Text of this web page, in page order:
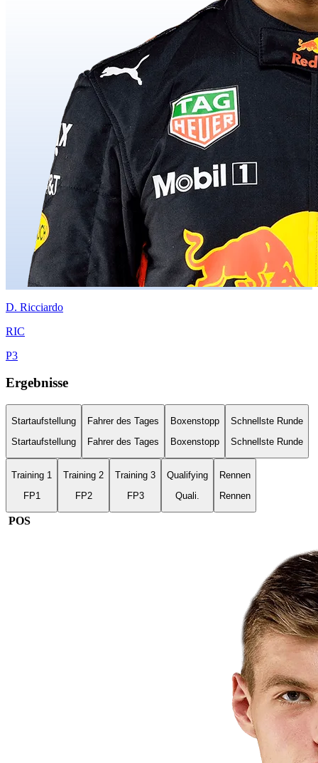
D. Ricciardo
RIC
P3
Ergebnisse
Startaufstellung
Startaufstellung
Fahrer des Tages
Fahrer des Tages
Boxenstopp
Boxenstopp
Schnellste Runde
Schnellste Runde
Training 1
FP1
Training 2
FP2
Training 3
FP3
Qualifying
Quali.
Rennen
Rennen
POS